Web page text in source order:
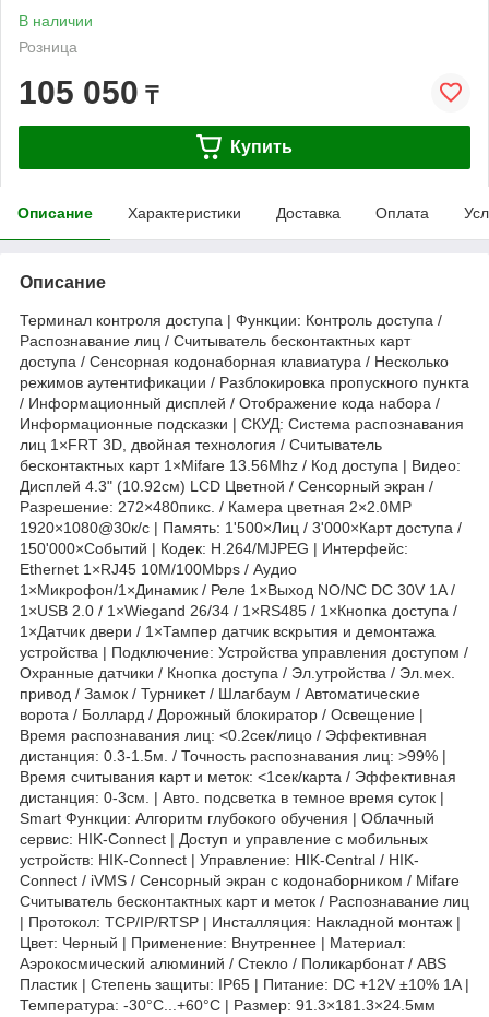
В наличии
Розница
105 050 ₸
Купить
Описание Характеристики Доставка Оплата
Описание
Терминал контроля доступа | Функции: Контроль доступа /
Распознавание лиц / Считыватель бесконтактных карт
доступа / Сенсорная кодонаборная клавиатура / Несколько
режимов аутентификации / Разблокировка пропускного пункта
/ Информационный дисплей / Отображение кода набора /
Информационные подсказки | СКУД: Система распознавания
лиц 1×FRT 3D, двойная технология / Считыватель
бесконтактных карт 1×Mifare 13.56Mhz / Код доступа | Видео:
Дисплей 4.3" (10.92см) LCD Цветной / Сенсорный экран /
Разрешение: 272×480пикс. / Камера цветная 2×2.0МР
1920×1080@30к/с | Память: 1'500×Лиц / 3'000×Карт доступа /
150'000×Событий | Кодек: H.264/MJPEG | Интерфейс:
Ethernet 1×RJ45 10M/100Mbps / Аудио
1×Микрофон/1×Динамик / Реле 1×Выход NO/NC DC 30V 1A /
1×USB 2.0 / 1×Wiegand 26/34 / 1×RS485 / 1×Кнопка доступа /
1×Датчик двери / 1×Тампер датчик вскрытия и демонтажа
устройства | Подключение: Устройства управления доступом /
Охранные датчики / Кнопка доступа / Эл.утройства / Эл.мех.
привод / Замок / Турникет / Шлагбаум / Автоматические
ворота / Боллард / Дорожный блокиратор / Освещение |
Время распознавания лиц: <0.2сек/лицо / Эффективная
дистанция: 0.3-1.5м. / Точность распознавания лиц: >99% |
Время считывания карт и меток: <1сек/карта / Эффективная
дистанция: 0-3см. | Авто. подсветка в темное время суток |
Smart Функции: Алгоритм глубокого обучения | Облачный
сервис: HIK-Connect | Доступ и управление с мобильных
устройств: HIK-Connect | Управление: HIK-Central / HIK-
Connect / iVMS / Сенсорный экран с кодонаборником / Mifare
Считыватель бесконтактных карт и меток / Распознавание лиц
| Протокол: TCP/IP/RTSP | Инсталляция: Накладной монтаж |
Цвет: Черный | Применение: Внутреннее | Материал:
Аэрокосмический алюминий / Стекло / Поликарбонат / ABS
Пластик | Степень защиты: IP65 | Питание: DC +12V ±10% 1A |
Температура: -30°C...+60°C | Размер: 91.3×181.3×24.5мм